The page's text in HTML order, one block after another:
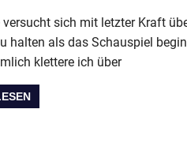
versucht sich mit letzter Kraft
halten als das Schauspiel
klettere ich über